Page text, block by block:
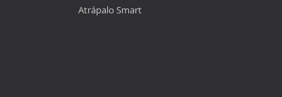
Atrápalo Smart